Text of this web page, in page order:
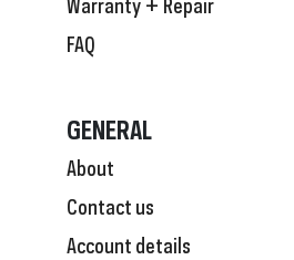
FAQ
GENERAL
About
Contact us
Account details